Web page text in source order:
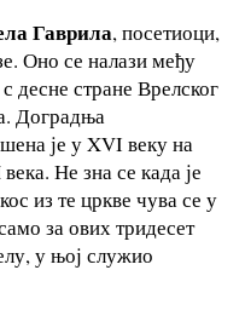
Гаврила, посетиоци,
Оно се налази међу
десне стране Врелског
Доградња
је у XVI веку на
Не зна се када је
из те цркве чува се у
за ових тридесет
у њој служио